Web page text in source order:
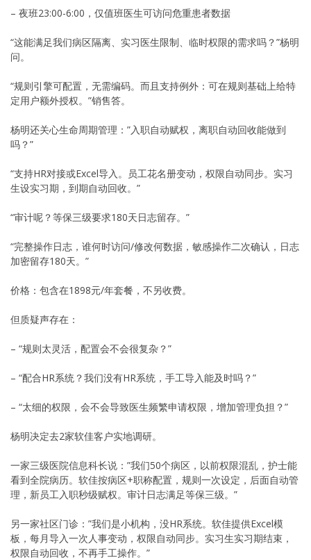
– 夜班23:00-6:00，仅值班医生可访问危重患者数据
“这能满足我们病区隔离、实习医生限制、临时权限的需求吗？”杨明
问。
“规则引擎可配置，无需编码。而且支持例外：可在规则基础上给特
定用户额外授权。”销售答。
杨明还关心生命周期管理：”入职自动赋权，离职自动回收能做到
吗？”
“支持HR对接或Excel导入。员工花名册变动，权限自动同步。实习
生设实习期，到期自动回收。”
“审计呢？等保三级要求180天日志留存。”
“完整操作日志，谁何时访问/修改何数据，敏感操作二次确认，日志
加密留存180天。”
价格：包含在1898元/年套餐，不另收费。
但质疑声存在：
– “规则太灵活，配置会不会很复杂？”
– “配合HR系统？我们没有HR系统，手工导入能及时吗？”
– “太细的权限，会不会导致医生频繁申请权限，增加管理负担？”
杨明决定去2家软佳客户实地调研。
一家三级医院信息科长说：”我们50个病区，以前权限混乱，护士能
看到全院病历。软佳按病区+职称配置，规则一次设定，后面自动管
理，新员工入职秒级赋权。审计日志满足等保三级。”
另一家社区门诊：”我们是小机构，没HR系统。软佳提供Excel模
板，每月导入一次人事变动，权限自动同步。实习生实习期结束，
权限自动回收，不再手工操作。”